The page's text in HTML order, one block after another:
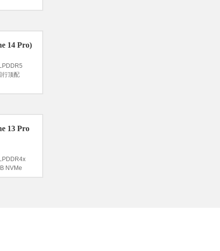
14 Pro)
行顶配
13 Pro
NVMe